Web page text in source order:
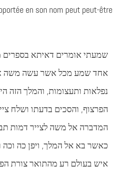
en son nom peut peut-être
שמעתי אומרים דאיתא
אחד שמע מכל אשר עשה משה
נפלאות ותעצומות, והמלך הזה
הפרצוף, והסכים בדעתו ושלח
המדברה אל משה לצייר דמות
כאשר בא אל המלך, ויפן כה וכה
איש בעולם רע מהתואר צורת